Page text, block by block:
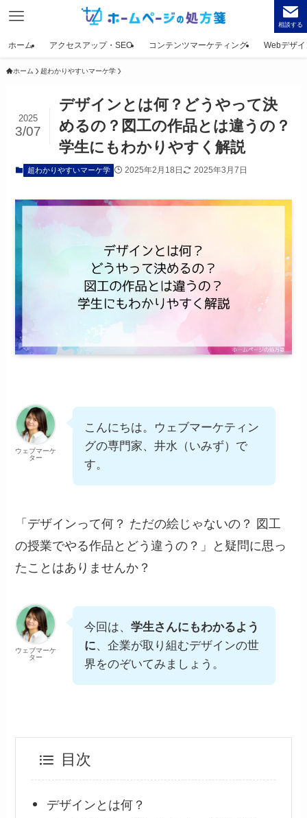
相談する
ホーム アクセスアップ・SEO コンテンツマーケティング Webデザ
ホーム 超わかりやすいマーケ学
デザインとは何？どうやって決
めるの？図工の作品とは違うの？
学生にもわかりやすく解説
2025
3/07
超わかりやすいマーケ学 2025年2月18日 2025年3月7日
ウェブマーケ
ター
こんにちは。ウェブマーケティン
グの専門家、井水（いみず）で
す。
「デザインって何？ ただの絵じゃないの？ 図工
の授業でやる作品とどう違うの？」と疑問に思っ
たことはありませんか？
ウェブマーケ
ター
今回は、学生さんにもわかるよう
に、企業が取り組むデザインの世
界をのぞいてみましょう。
目次
デザインとは何？